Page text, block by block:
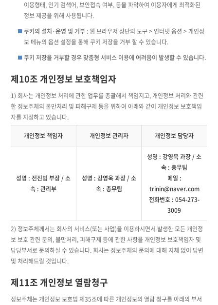
이용형태, 인기 검색어, 보안접속 여부, 등을 파악하여 이용자에게 최적화된
정보 제공을 위해 사용됩니다.
쿠키의 설치·운영 및 거부 : 웹 브라우저 상단의 도구 > 인터넷 옵션 > 개인정
보 메뉴의 옵션 설정을 통해 쿠키 저장을 거부 할 수 있습니다.
쿠키 저장을 거부할 경우 맞춤형 서비스 이용에 어려움이 발생할 수 있습니다.
제10조 개인정보 보호책임자
1) 회사는 개인정보 처리에 관한 업무를 총괄해서 책임지고, 개인정보 처리와 관련
한 정보주체의 불만처리 및 피해구제 등을 위하여 아래와 같이 개인정보 보호책임
자를 지정하고 있습니다.
개인정보 책임자 개인정보 관리자 개인정보 담당자
성명 : 전진범 부장 / 소
속 : 관리부
성명 : 강영욱 과장 / 소
속 : 총무팀
성명 : 강영욱 과장 / 소
속 : 총무팀
메일 :
trinin@naver.com
전화번호 : 054-273-
3009
2) 정보주체께서는 회사의 서비스(또는 사업)을 이용하시면서 발생한 모든 개인정
보 보호 관련 문의, 불만처리, 피해구제 등에 관한 사항을 개인정보 보호책임자 및
담당부서로 문의하실 수 있습니다. 회사는 정보주체의 문의에 대해 지체 없이 답변
및 처리해드릴 것입니다.
제11조 개인정보 열람청구
정보주체는 개인정보 보호법 제35조에 따른 개인정보의 열람 청구를 아래의 부서